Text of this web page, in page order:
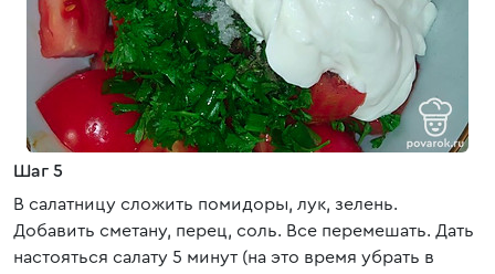
Шаг 5
В салатницу сложить помидоры, лук, зелень.
Добавить сметану, перец, соль. Все перемешать. Дать
настояться салату 5 минут (на это время убрать в